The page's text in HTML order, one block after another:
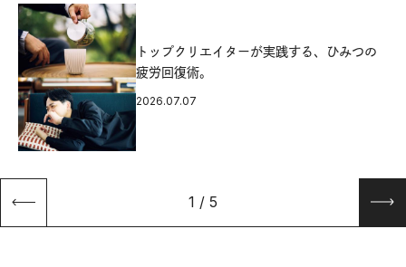
トップクリエイターが実践する、ひみつの
疲労回復術。
2026.07.07
1 / 5